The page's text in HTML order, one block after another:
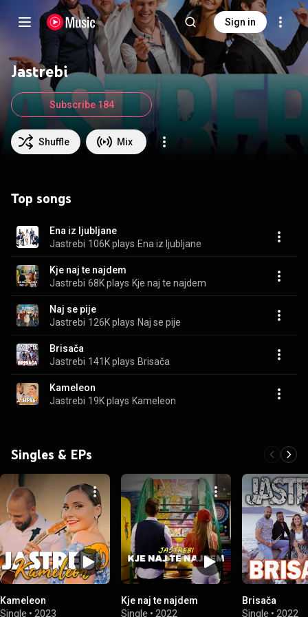
Sign in
Jastrebi
Shuffle Mix
Subscribe 184
Top songs
Ena iz ljubljane
Jastrebi 106K plays Ena iz ljubljane
Kje naj te najdem
Jastrebi 68K plays Kje naj te najdem
Naj se pije
Jastrebi 126K plays Naj se pije
Brisača
Jastrebi 141K plays Brisača
Kameleon
Jastrebi 19K plays Kameleon
Singles & EPs
Kameleon
Single • 2023
Kje naj te najdem
Single • 2022
Brisača
Single • 2022